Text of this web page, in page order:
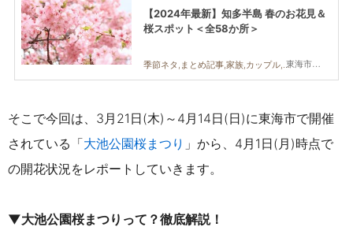
東海市,大府市,知多市,東浦町,阿久比町,半田市,常滑市,武豊町,美浜町,南知多町
【2024年最新】知多半島 春のお花見＆
桜スポット＜全58か所＞
季節ネタ,まとめ記事,家族,カップル,友人,桜,花見
そこで今回は、3月21日(木)～4月14日(日)に東海市で開催
されている 「大池公園桜まつり 」から、4月1日(月)時点で
の開花状況をレポートしていきます。
▼大池公園桜まつりって？徹底解説！